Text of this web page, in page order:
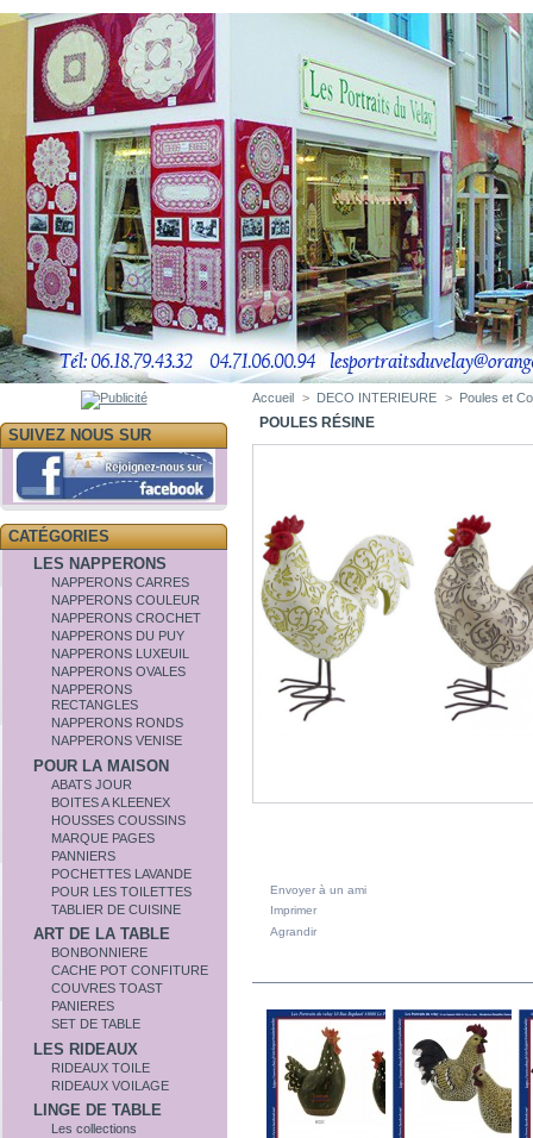
SUIVEZ NOUS SUR
CATÉGORIES
LES NAPPERONS
NAPPERONS CARRES
NAPPERONS COULEUR
NAPPERONS CROCHET
NAPPERONS DU PUY
NAPPERONS LUXEUIL
NAPPERONS OVALES
NAPPERONS
RECTANGLES
NAPPERONS RONDS
NAPPERONS VENISE
POUR LA MAISON
ABATS JOUR
BOITES A KLEENEX
HOUSSES COUSSINS
MARQUE PAGES
PANNIERS
POCHETTES LAVANDE
POUR LES TOILETTES
TABLIER DE CUISINE
ART DE LA TABLE
BONBONNIERE
CACHE POT CONFITURE
COUVRES TOAST
PANIERES
SET DE TABLE
LES RIDEAUX
RIDEAUX TOILE
RIDEAUX VOILAGE
LINGE DE TABLE
Les collections
Accueil > DECO INTERIEURE > Poules et
POULES RÉSINE
Envoyer à un ami
Imprimer
Agrandir